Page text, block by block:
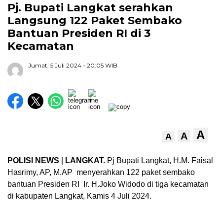
Pj. Bupati Langkat serahkan
Langsung 122 Paket Sembako
Bantuan Presiden RI di 3
Kecamatan
Jumat, 5 Juli 2024 - 20:05 WIB
A A A
POLISI NEWS LANGKAT. Pj Bupati Langkat, H.M. Faisal
Hasrimy, AP, M.AP menyerahkan 122 paket sembako
bantuan Presiden RI Ir. H.Joko Widodo di tiga kecamatan
di kabupaten Langkat, Kamis 4 Juli 2024.